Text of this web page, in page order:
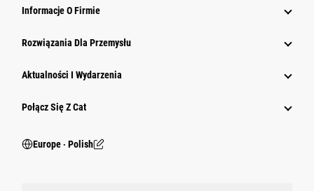
Informacje O Firmie
Rozwiązania Dla Przemysłu
Aktualności I Wydarzenia
Połącz Się Z Cat
Europe ‧ Polish